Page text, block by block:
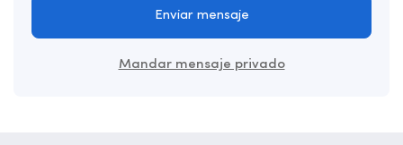
Enviar mensaje
Mandar mensaje privado